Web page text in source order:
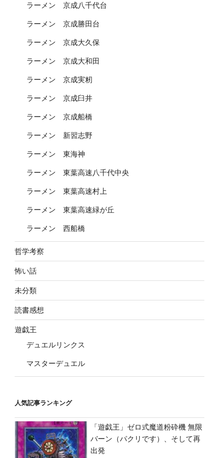
ラーメン 京成八千代台
ラーメン 京成勝田台
ラーメン 京成大久保
ラーメン 京成大和田
ラーメン 京成実籾
ラーメン 京成臼井
ラーメン 京成船橋
ラーメン 新習志野
ラーメン 東海神
ラーメン 東葉高速八千代中央
ラーメン 東葉高速村上
ラーメン 東葉高速緑が丘
ラーメン 西船橋
哲学考察
怖い話
未分類
読書感想
遊戯王
デュエルリンクス
マスターデュエル
人気記事ランキング
「遊戯王」ゼロ式魔道粉砕機 無限
バーン（パクリです）、そして再
出発